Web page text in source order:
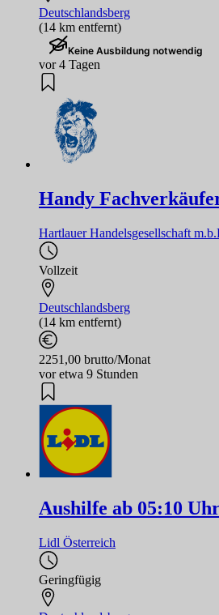
Deutschlandsberg
(14 km entfernt)
Keine Ausbildung notwendig
vor 4 Tagen
Handy
Hartlauer Handelsgesellschaft
Vollzeit
Deutschlandsberg
(14 km entfernt)
2251,00 brutto/Monat
vor etwa 9 Stunden
Aushilfe ab 05:10
Lidl Österreich
Geringfügig